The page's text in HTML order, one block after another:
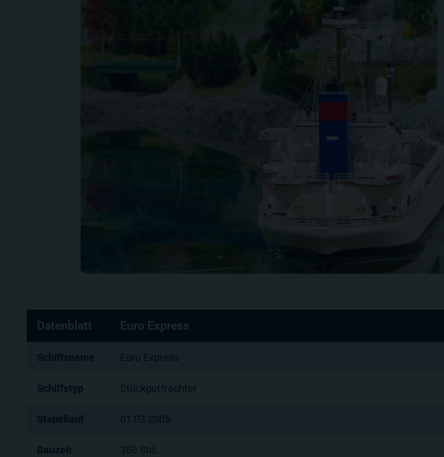
Datenblatt Euro Express
Schiffsname Euro Express
Schiffstyp Stückgutfrachter
Stapellauf 01.03.2005
Bauzeit 350 Std.